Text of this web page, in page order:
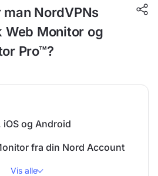
NordVPNs
Web Monitor og
Pro™?
og Android
fra din Nord Account
Vis alle